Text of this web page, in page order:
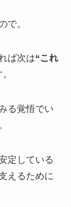
で。
ば次は“これ
る覚悟でい
定している
えるために